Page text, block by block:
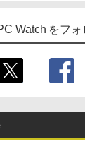
Watch をフ